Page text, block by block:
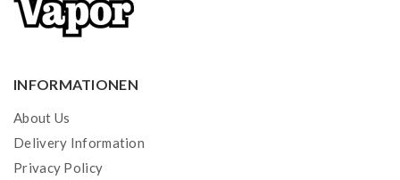
INFORMATIONEN
About Us
Delivery Information
Privacy Policy